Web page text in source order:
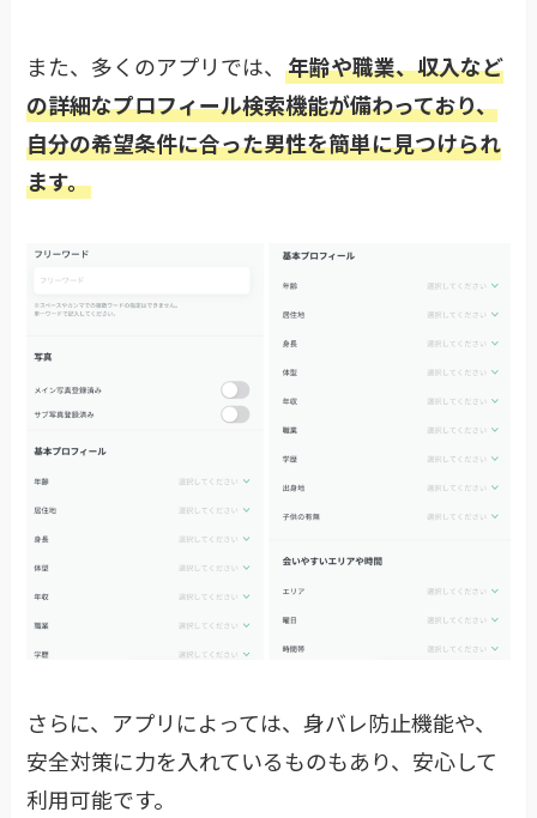
また、多くのアプリでは、年齢や職業、収入など
の詳細なプロフィール検索機能が備わっており、
自分の希望条件に合った男性を簡単に見つけられ
ます。
さらに、アプリによっては、身バレ防止機能や、
安全対策に力を入れているものもあり、安心して
利用可能です。